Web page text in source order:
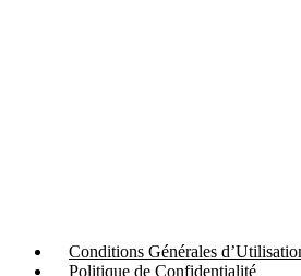
Conditions Générales
Politique de Confidentialité